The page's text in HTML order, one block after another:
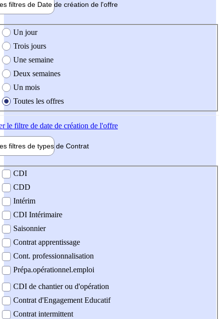
filtres de Date de création de l'offre
création de l'offre
Un jour
Trois jours
Une semaine
Deux semaines
Un mois
Toutes les offres
le filtre de date de création de l'offre
filtres de types de Contrat
contrat
CDI
CDD
Intérim
CDI Intérimaire
Saisonnier
Contrat apprentissage
Cont. professionnalisation
Prépa.opérationnel.emploi
CDI de chantier ou d'opération
Contrat d'Engagement Educatif
Contrat intermittent